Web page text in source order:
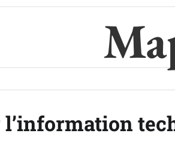
l’information